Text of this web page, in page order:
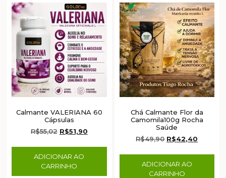
Calmante VALERIANA 60
Cápsulas
R$55,02 R$51,90
ADICIONAR AO
CARRINHO
Chá Calmante Flor da
Camomila100g Rocha
Saúde
R$49,90 R$42,40
ADICIONAR AO
CARRINHO